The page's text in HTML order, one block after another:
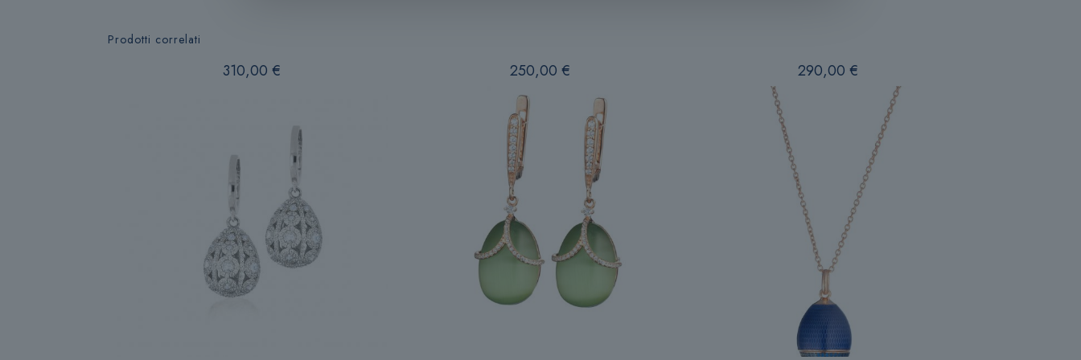
Prodotti correlati
310,00€ 250,00 € 290,00€